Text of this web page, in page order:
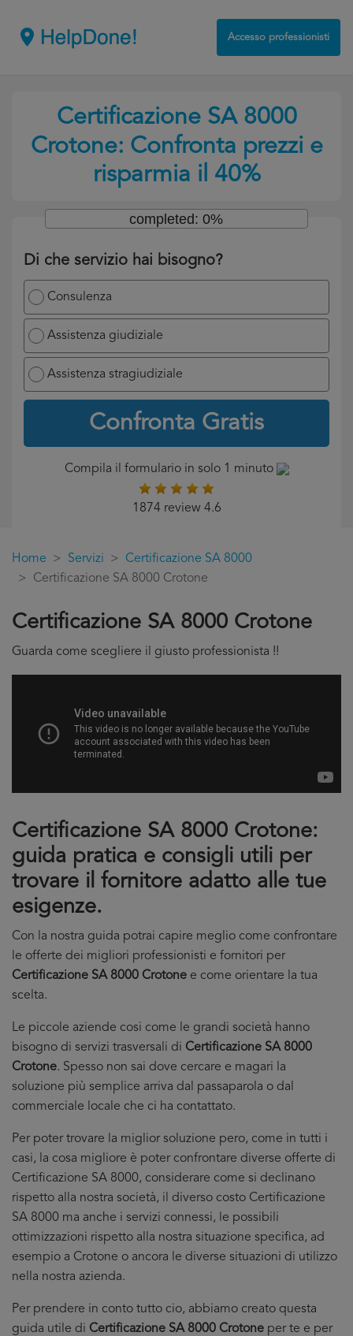
Accesso professionisti
Certificazione SA 8000
Crotone: Confronta prezzi e
risparmia il 40%
Di che servizio hai bisogno?
Consulenza
Assistenza giudiziale
Assistenza stragiudiziale
Confronta Gratis
completed: 0%
Compila il formulario in solo 1 minuto
1874 review 4.6
Home Servizi
Certificazione SA 8000
Certificazione SA 8000 Crotone
Certificazione SA 8000 Crotone
Guarda come scegliere il giusto professionista !!
Certificazione SA 8000 Crotone:
guida pratica e consigli utili per
trovare il fornitore adatto alle tue
esigenze.
Con la nostra guida potrai capire meglio come confrontare
le offerte dei migliori professionisti e fornitori per
Certificazione SA 8000 Crotone e come orientare la tua
scelta.
Le piccole aziende cosi come le grandi società hanno
bisogno di servizi trasversali di Certificazione SA 8000
Crotone. Spesso non sai dove cercare e magari la
soluzione più semplice arriva dal passaparola o dal
commerciale locale che ci ha contattato.
Per poter trovare la miglior soluzione pero, come in tutti i
casi, la cosa migliore è poter confrontare diverse offerte di
Certificazione SA 8000, considerare come si declinano
rispetto alla nostra società, il diverso costo Certificazione
SA 8000 ma anche i servizi connessi, le possibili
ottimizzazioni rispetto alla nostra situazione specifica, ad
esempio a Crotone o ancora le diverse situazioni di utilizzo
nella nostra azienda.
Per prendere in conto tutto cio, abbiamo creato questa
guida utile di Certificazione SA 8000 Crotone per te e per